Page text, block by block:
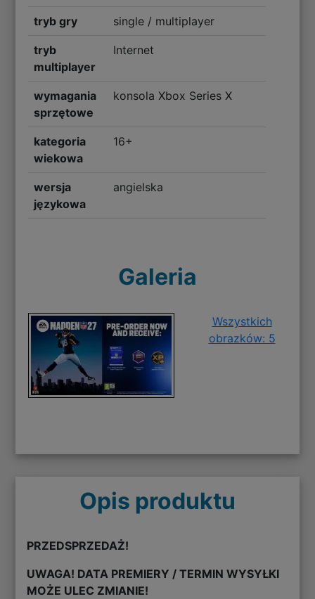
tryb gry single / multiplayer
tryb
multiplayer
Internet
wymagania
sprzętowe
konsola Xbox Series X
kategoria
wiekowa
16+
wersja
językowa
angielska
Galeria
Wszystkich
obrazków: 5
Opis produktu
PRZEDSPRZEDAŻ!
UWAGA! DATA PREMIERY / TERMIN WYSYŁKI
MOŻE ULEC ZMIANIE!